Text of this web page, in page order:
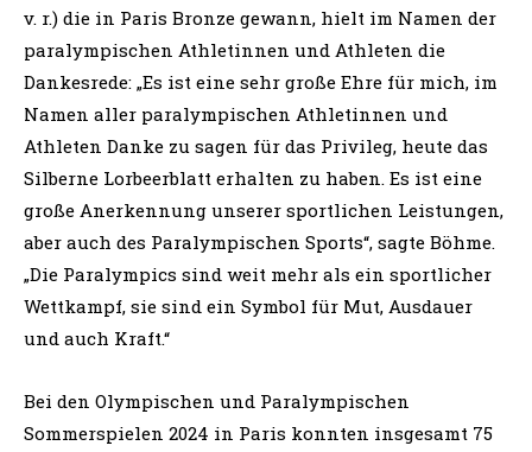
v. r.) die in Paris Bronze gewann, hielt im Namen der
paralympischen Athletinnen und Athleten die
Dankesrede: „Es ist eine sehr große Ehre für mich, im
Namen aller paralympischen Athletinnen und
Athleten Danke zu sagen für das Privileg, heute das
Silberne Lorbeerblatt erhalten zu haben. Es ist eine
große Anerkennung unserer sportlichen Leistungen,
aber auch des Paralympischen Sports“, sagte Böhme.
„Die Paralympics sind weit mehr als ein sportlicher
Wettkampf, sie sind ein Symbol für Mut, Ausdauer
und auch Kraft.“
Bei den Olympischen und Paralympischen
Sommerspielen 2024 in Paris konnten insgesamt 75